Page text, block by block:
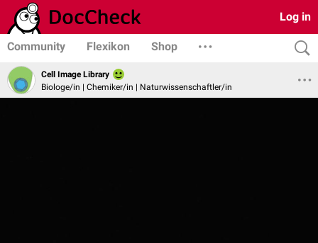
Log in
Community Flexikon Shop
Cell Image Library
Biologe/in | Chemiker/in | Naturwissenschaftler/in